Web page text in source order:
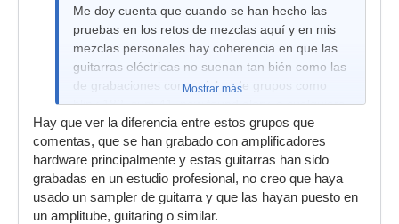
Me doy cuenta que cuando se han hecho las
pruebas en los retos de mezclas aquí y en mis
mezclas personales hay coherencia en que las
guitarras eléctricas no suenan tan bién como las
de grabaciones comerciales de grupos como
blink 182, sum 41, new found glory, o cualquiera
que se les ocurra que sea reconocido que
graben en muy buenos estudios, "ES COMO
QUE LES FALTA ESPACIO, FUERZA,
POTENCIA, Y BELLEZA A LA GUITARRA EN
COMPARACIÓN A ELLOS]
Mostrar más
Hay que ver la diferencia entre estos grupos que
comentas, que se han grabado con amplificadores
hardware principalmente y estas guitarras han sido
grabadas en un estudio profesional, no creo que haya
usado un sampler de guitarra y que las hayan puesto en
un amplitube, guitaring o similar.